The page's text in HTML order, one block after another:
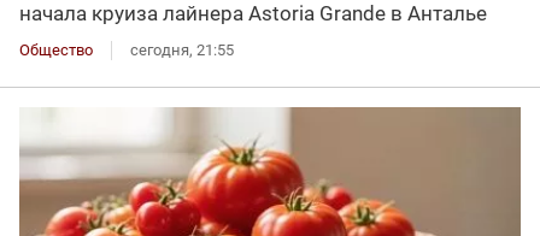
начала круиза лайнера Astoria Grande в Анталье
Общество сегодня, 21:55